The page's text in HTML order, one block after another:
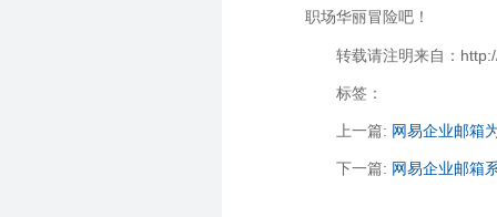
职场华丽冒险吧！
转载请注明来自：
标签：
上一篇: 网易企业邮箱
下一篇: 网易企业邮箱